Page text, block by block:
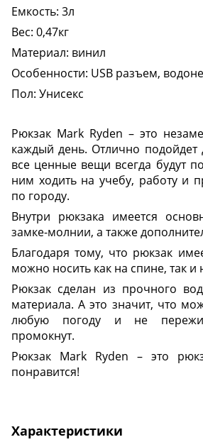
Емкость: 3л
Вес: 0,47кг
Материал: винил
Особенности: USB разъем,
Пол: Унисекс
Рюкзак Mark Ryden – это
каждый день. Отлично подойдет
все ценные вещи всегда будут
ним ходить на учебу, работу и
по городу.
Внутри рюкзака имеется
замке-молнии, а также
Благодаря тому, что рюкзак
можно носить как на спине, так и
Рюкзак сделан из прочного
материала. А это значит, что
любую погоду и не
промокнут.
Рюкзак Mark Ryden – это
понравится!
Характеристики